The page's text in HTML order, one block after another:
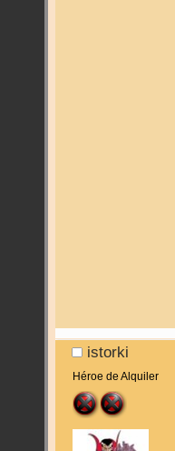
istorki
Héroe de Alquiler